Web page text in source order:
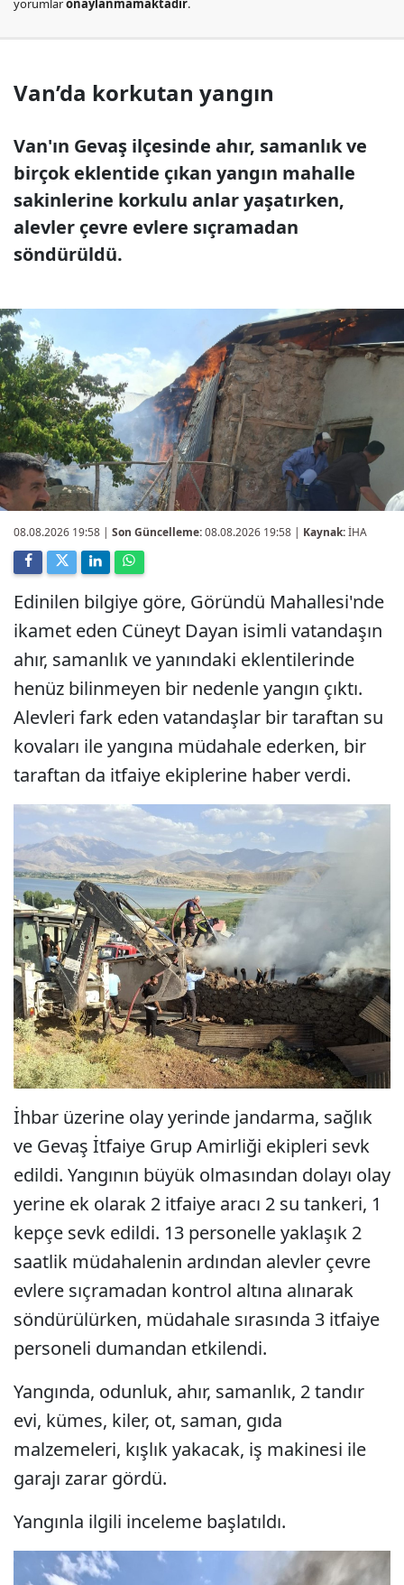
yorumlaronaylanmamaktadır.
Van’da korkutan yangın
Van'ın Gevaş ilçesinde ahır, samanlık ve
birçok eklentide çıkan yangın mahalle
sakinlerine korkulu anlar yaşatırken,
alevler çevre evlere sıçramadan
söndürüldü.
08.08.2026 19:58 | Son Güncelleme:08.08.2026 19:58 | Kaynak:İHA
Edinilen bilgiye göre, Göründü Mahallesi'nde
ikamet eden Cüneyt Dayan isimli vatandaşın
ahır, samanlık ve yanındaki eklentilerinde
henüz bilinmeyen bir nedenle yangın çıktı.
Alevleri fark eden vatandaşlar bir taraftan su
kovaları ile yangına müdahale ederken, bir
taraftan da itfaiye ekiplerine haber verdi.
İhbar üzerine olay yerinde jandarma, sağlık
ve Gevaş İtfaiye Grup Amirliği ekipleri sevk
edildi. Yangının büyük olmasından dolayı olay
yerine ek olarak 2 itfaiye aracı 2 su tankeri, 1
kepçe sevk edildi. 13 personelle yaklaşık 2
saatlik müdahalenin ardından alevler çevre
evlere sıçramadan kontrol altına alınarak
söndürülürken, müdahale sırasında 3 itfaiye
personeli dumandan etkilendi.
Yangında, odunluk, ahır, samanlık, 2 tandır
evi, kümes, kiler, ot, saman, gıda
malzemeleri, kışlık yakacak, iş makinesi ile
garajı zarar gördü.
Yangınla ilgili inceleme başlatıldı.